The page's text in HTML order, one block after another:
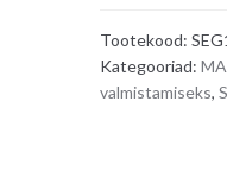
tegemiseks
quantity
Tootekood:
Kategooriad:
valmistamiseks,